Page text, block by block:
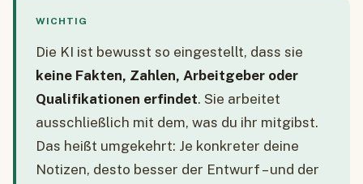
WICHTIG
Die KI ist bewusst so eingestellt, dass sie
keine Fakten, Zahlen, Arbeitgeber oder
Qualifikationen erfindet. Sie arbeitet
ausschließlich mit dem, was du ihr mitgibst.
Das heißt umgekehrt: Je konkreter deine
Notizen, desto besser der Entwurf – und der